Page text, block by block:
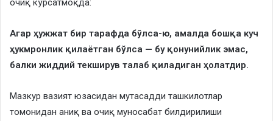
очиқ кўрсатмоқда:
Агар ҳужжат бир тарафда бўлса-ю, амалда бошқа куч
ҳукмронлик қилаётган бўлса — бу қонунийлик эмас,
балки жиддий текширув талаб қиладиган ҳолатдир.
Мазкур вазият юзасидан мутасадди ташкилотлар
томонидан аниқ ва очиқ муносабат билдирилиши